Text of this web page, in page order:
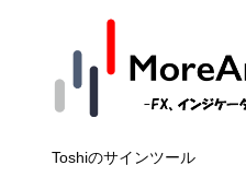
Toshiのサインツール